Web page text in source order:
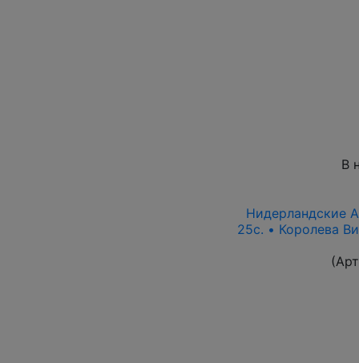
В
Нидерландские
25c. • Королева